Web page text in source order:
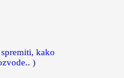
kako
)